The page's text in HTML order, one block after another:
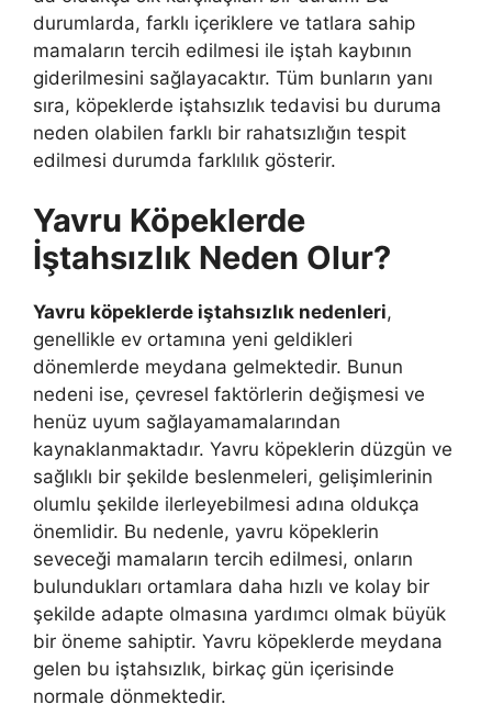
durumlarda, farklı içeriklere ve tatlara sahip
mamaların tercih edilmesi ile iştah kaybının
giderilmesini sağlayacaktır. Tüm bunların yanı
sıra, köpeklerde iştahsızlık tedavisi bu duruma
neden olabilen farklı bir rahatsızlığın tespit
edilmesi durumda farklılık gösterir.
Yavru Köpeklerde
İştahsızlık Neden Olur?
Yavru köpeklerde iştahsızlık nedenleri,
genellikle ev ortamına yeni geldikleri
dönemlerde meydana gelmektedir. Bunun
nedeni ise, çevresel faktörlerin değişmesi ve
henüz uyum sağlayamamalarından
kaynaklanmaktadır. Yavru köpeklerin düzgün ve
sağlıklı bir şekilde beslenmeleri, gelişimlerinin
olumlu şekilde ilerleyebilmesi adına oldukça
önemlidir. Bu nedenle, yavru köpeklerin
seveceği mamaların tercih edilmesi, onların
bulundukları ortamlara daha hızlı ve kolay bir
şekilde adapte olmasına yardımcı olmak büyük
bir öneme sahiptir. Yavru köpeklerde meydana
gelen bu iştahsızlık, birkaç gün içerisinde
normale dönmektedir.